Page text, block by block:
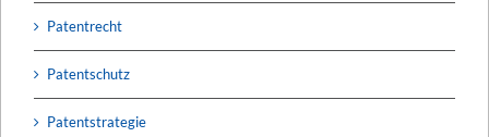
Patentrecht
Patentschutz
Patentstrategie